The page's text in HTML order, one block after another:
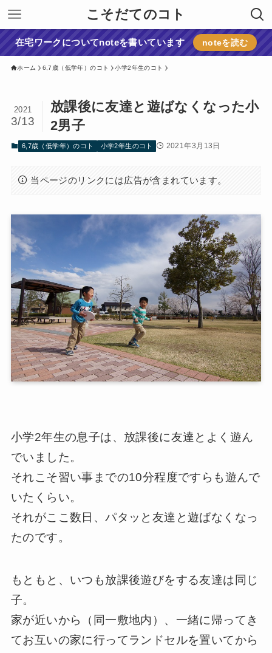
こそだてのコト
在宅ワークについてnoteを書いています noteを読む
ホーム 6,7歳（低学年）のコト 小学2年生のコト
放課後に友達と遊ばなくなった小
2男子
2021
3/13
6,7歳（低学年）のコト 小学2年生のコト 2021年3月13日
当ページのリンクには広告が含まれています。
小学2年生の息子は、放課後に友達とよく遊ん
でいました。
それこそ習い事までの10分程度ですらも遊んで
いたくらい。
それがここ数日、パタッと友達と遊ばなくなっ
たのです。
もともと、いつも放課後遊びをする友達は同じ
子。
家が近いから（同一敷地内）、一緒に帰ってき
てお互いの家に行ってランドセルを置いてから